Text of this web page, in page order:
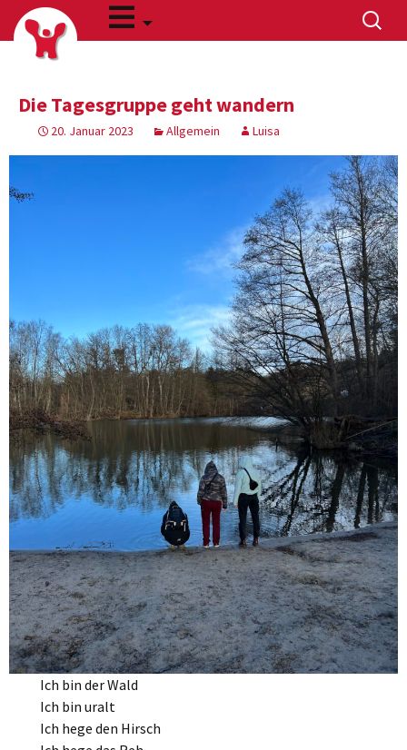
Suchen
nach:
Die Tagesgruppe geht wandern
20. Januar 2023 Allgemein Luisa
Ich bin der Wald
Ich bin uralt
Ich hege den Hirsch